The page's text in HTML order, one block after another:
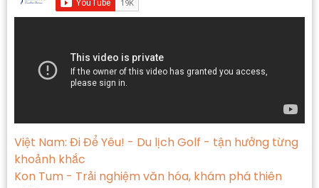
Việt Nam: Đi Để Yêu! - Du lịch Golf - tận hưởng từng
khoảnh khắc
Kon Tum - Trải nghiệm văn hóa, khám phá thiên